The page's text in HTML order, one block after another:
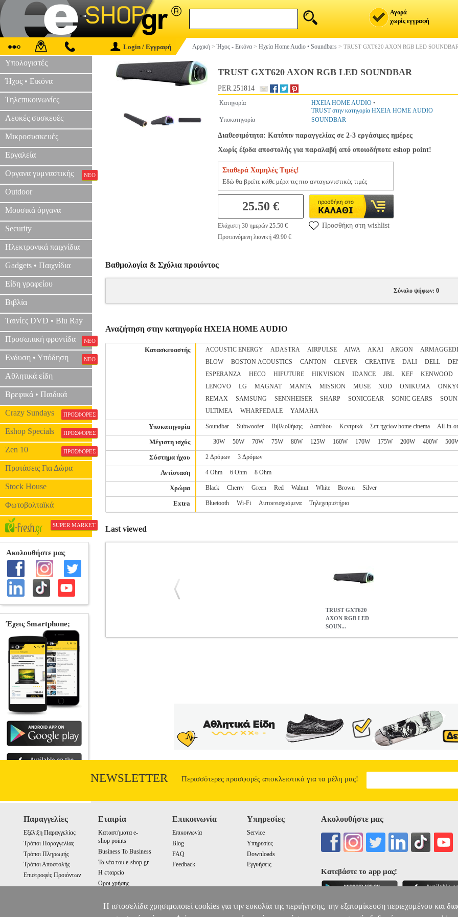
Αγορά
χωρίς εγγραφή
Login / Εγγραφή Αρχική >Ήχος - Εικόνα > Ηχεία Home Audio • Soundbars > TRUST GXT620 AXON RGB LED SOUNDBAR
Υπολογιστές
Ήχος • Εικόνα
Τηλεπικοινωνίες
Λευκές συσκευές
Μικροσυσκευές
Εργαλεία
Οργανα γυμναστικής ΝΕΟ
Outdoor
Μουσικά όργανα
Security
Ηλεκτρονικά παιχνίδια
Gadgets • Παιχνίδια
Είδη γραφείου
Βιβλία
Ταινίες DVD • Blu Ray
Προσωπική φροντίδα ΝΕΟ
Ενδυση • Υπόδηση ΝΕΟ
Αθλητικά είδη
Βρεφικά • Παιδικά
Crazy Sundays ΠΡΟΣΦΟΡΕΣ
Eshop Specials ΠΡΟΣΦΟΡΕΣ
Zen 10 ΠΡΟΣΦΟΡΕΣ
Προτάσεις Για Δώρα
Stock House
Φωτοβολταϊκά
SUPER MARKET
TRUST GXT620 AXON RGB LED SOUNDBAR
PER.251814
Κατηγορία ΗΧΕΙΑ HOME AUDIO •
TRUST στην κατηγορία ΗΧΕΙΑ HOME AUDIO
Υποκατηγορία
SOUNDBAR
Διαθεσιμότητα: Κατόπιν παραγγελίας σε 2-3 εργάσιμες ημέρες
Χωρίς έξοδα αποστολής για παραλαβή από οποιοδήποτε eshop point!
Σταθερά Χαμηλές Τιμές!
Εδώ θα βρείτε κάθε μέρα τις πιο ανταγωνιστικές τιμές
25.50 €
Ελάχιστη 30 ημερών 25.50 €
Προτεινόμενη λιανική 49.90 €
Προσθήκη στη wishlist
Βαθμολογία & Σχόλια προιόντος
Σύνολο ψήφων: 0
Αναζήτηση στην κατηγορία ΗΧΕΙΑ HOME AUDIO
Κατασκευαστής ACOUSTIC ENERGY ADASTRA AIRPULSE AIWA AKAI ARGON
BLOW
BOSTON ACOUSTICS CANTON CLEVER CREATIVE DALI DELL
ESPERANZA
HECO HIFUTURE HIKVISION IDANCE JBL KEF KENWOOD
LENOVO
LG MAGNAT MANTA MISSION MUSE NOD ONIKUMA
REMAX
SAMSUNG SENNHEISER SHARP SONICGEAR SONIC GEARS
ULTIMEA
WHARFEDALE YAMAHA
Υποκατηγορία Soundbar Subwoofer Βιβλιοθήκης Δαπέδου Κεντρικά Σετ ηχείων home cinema All-in-
Μέγιστη ισχύς 30W 50W 70W 75W 80W 125W 160W 170W 175W 200W 400W
Σύστημα ήχου 2 Δρόμων 3 Δρόμων
Αντίσταση 4 Ohm 6 Ohm 8 Ohm
Χρώμα Black Cherry Green Red Walnut White Brown Silver
Extra Bluetooth Wi-Fi Αυτοενισχυόμενα Τηλεχειριστήριο
Last viewed
TRUST GXT620
AXON RGB LED
SOUN...
NEWSLETTER Περισσότερες προσφορές αποκλειστικά για τα μέλη μας!
Παραγγελίες
Εξέλιξη Παραγγελίας
Τρόποι Παραγγελίας
Τρόποι Πληρωμής
Τρόποι Αποστολής
Επιστροφές Προιόντων
Εταιρία
Καταστήματα e-
shop points
Business To Business
Τα νέα του e-shop.gr
Η εταιρεία
Οροι χρήσης
Επικοινωνία
Επικοινωνία
Blog
FAQ
Feedback
Υπηρεσίες
Service
Υπηρεσίες
Downloads
Εγγυήσεις
Ακολουθήστε μας
Κατεβάστε το app μας!
Η ιστοσελίδα χρησιμοποιεί cookies για την ευκολία της περιήγησης, την εξατομίκευση περιεχομένου και